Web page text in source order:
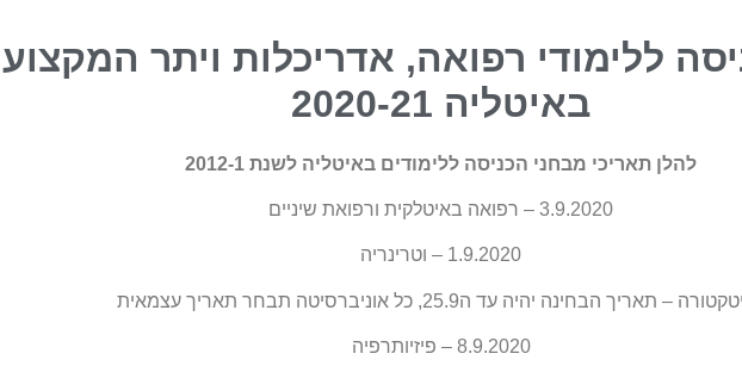
ללימודי רפואה, אדריכלות ויתר
באיטליה 2020-21
להלן תאריכי מבחני הכניסה ללימודים באיטליה לשנת 2012-1
3.9.2020 – רפואה באיטלקית ורפואת שיניים
1.9.2020 – וטרינריה
– תאריך הבחינה יהיה עד ה25.9, כל אוניברסיטה תבחר תאריך עצמאית
8.9.2020 – פיזיותרפיה